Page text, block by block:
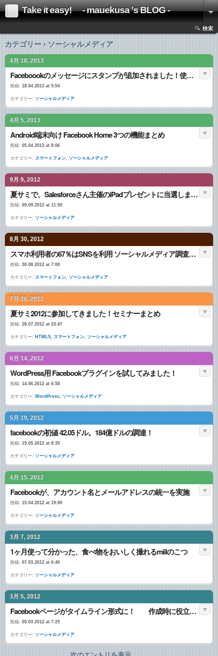
Take it easy! - mauekusa 's BLOG -
検索
カテゴリー › ソーシャルメディア
4月 18, 2013
Faceboookのメッセージにスタンプが追加されました！使い方まとめ
投稿: 18.04.2013 at 5:54
カテゴリー: ソーシャルメディア
4月 5, 2013
Android端末向け Facebook Home 3つの機能まとめ
投稿: 05.04.2013 at 8:06
カテゴリー: スマートフォン, ソーシャルメディア
9月 9, 2012
夏サミで、Salesforceさん主催のiPadプレゼントに当選しました！！
投稿: 09.09.2012 at 11:50
カテゴリー: ソーシャルメディア
8月 30, 2012
スマホ利用者の67％はSNSを利用 ソーシャルメディア調査報告2012まとめ
投稿: 30.08.2012 at 7:00
カテゴリー: スマートフォン, ソーシャルメディア
7月 28, 2012
夏サミ2012に参加してきました！セミナーまとめ
投稿: 28.07.2012 at 23:47
カテゴリー: HTML5, スマートフォン, ソーシャルメディア
6月 14, 2012
WordPress用 Facebookプラグインを試してみました！
投稿: 14.06.2012 at 6:58
カテゴリー: WordPress, ソーシャルメディア
5月 19, 2012
facebookの初値 42.05ドル。184億ドルの調達！
投稿: 19.05.2012 at 8:35
カテゴリー: ソーシャルメディア
4月 15, 2012
Facebookが、アカウント名とメールアドレスの統一を実施
投稿: 15.04.2012 at 19:00
カテゴリー: ソーシャルメディア
3月 7, 2012
1ヶ月使って分かった、食べ物をおいしく撮れるmiilのこつ
投稿: 07.03.2012 at 6:40
カテゴリー: ソーシャルメディア
3月 5, 2012
Facebookページがタイムライン形式に！ 作成時に役立つ10のポイント
投稿: 05.03.2012 at 7:25
カテゴリー: ソーシャルメディア